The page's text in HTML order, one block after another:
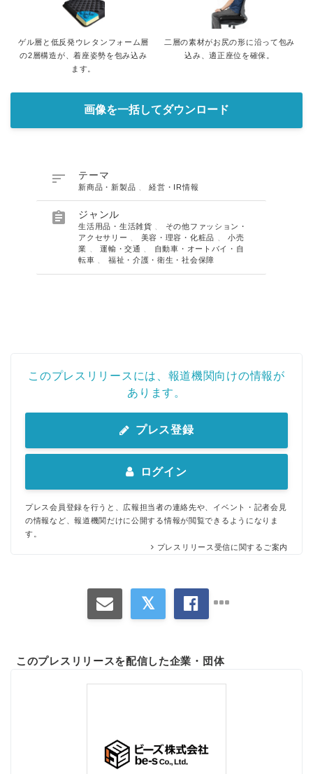
ゲル層と低反発ウレタンフォーム層
の2層構造が、着座姿勢を包み込み
ます。
二層の素材がお尻の形に沿って包み
込み、適正座位を確保。
画像を一括してダウンロード
 テーマ
新商品・新製品 、経営・IR情報
 ジャンル
生活用品・生活雑貨
その他ファッション・
アクセサリー
美容・理容・化粧品 、小売
業
、運輸・交通
自動車・オートバイ・自
転車
福祉・介護・衛生・社会保障
このプレスリリースには、報道機関向けの情報が
あります。
プレス登録
ログイン
プレス会員登録を行うと、広報担当者の連絡先や、イベント・記者会見
の情報など、報道機関だけに公開する情報が閲覧できるようになりま
す。
プレスリリース受信に関するご案内
このプレスリリースを配信した企業・団体